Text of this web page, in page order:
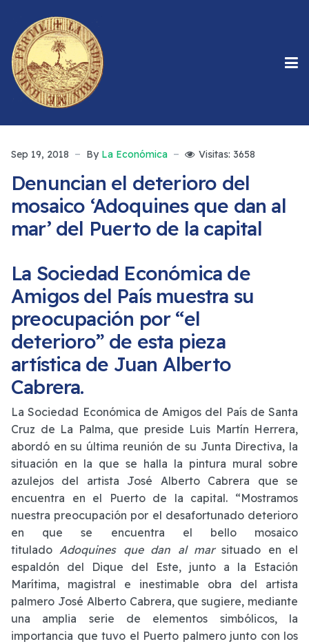
Sep 19, 2018 By La Económica Visitas: 3658
Denuncian el deterioro del
mosaico ‘Adoquines que dan al
mar’ del Puerto de la capital
La Sociedad Económica de
Amigos del País muestra su
preocupación por “el
deterioro” de esta pieza
artística de Juan Alberto
Cabrera.
La Sociedad Económica de Amigos del País de Santa
Cruz de La Palma, que preside Luis Martín Herrera,
abordó en su última reunión de su Junta Directiva, la
situación en la que se halla la pintura mural sobre
azulejos del artista José Alberto Cabrera que se
encuentra en el Puerto de la capital. “Mostramos
nuestra preocupación por el desafortunado deterioro
en que se encuentra el bello mosaico
tituladoAdoquines que dan al marsituado en el
espaldón del Dique del Este, junto a la Estación
Marítima, magistral e inestimable obra del artista
palmero José Alberto Cabrera, que sugiere, mediante
una amplia serie de elementos simbólicos, la
importancia que tuvo el Puerto palmero junto con los